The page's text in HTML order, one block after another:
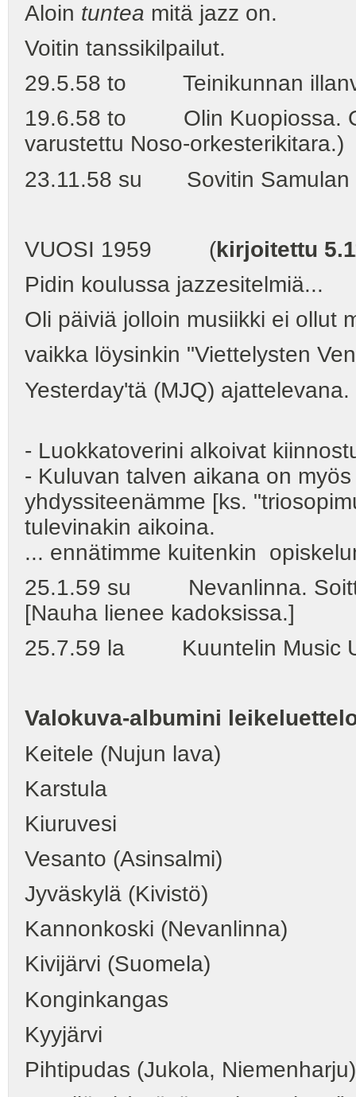
Aloin tuntea mitä jazz on.
Voitin tanssikilpailut.
29.5.58 to Teinikunnan
19.6.58 to Olin Kuopiossa.
varustettu Noso-orkesterikitara.)
23.11.58 su Sovitin Samulan
VUOSI 1959 (kirjoitettu
Pidin koulussa jazzesitelmiä...
Oli päiviä jolloin musiikki ei ollut
vaikka löysinkin "Viettelysten
Yesterday'tä (MJQ) ajattelevana.
- Luokkatoverini alkoivat
- Kuluvan talven aikana on
yhdyssiteenämme [ks.
tulevinakin aikoina.
... ennätimme kuitenkin
25.1.59 su Nevanlinna.
[Nauha lienee kadoksissa.]
25.7.59 la Kuuntelin Music
Valokuva-albumini
Keitele (Nujun lava)
Karstula
Kiuruvesi
Vesanto (Asinsalmi)
Jyväskylä (Kivistö)
Kannonkoski (Nevanlinna)
Kivijärvi (Suomela)
Konginkangas
Kyyjärvi
Pihtipudas (Jukola, Niemenharju)